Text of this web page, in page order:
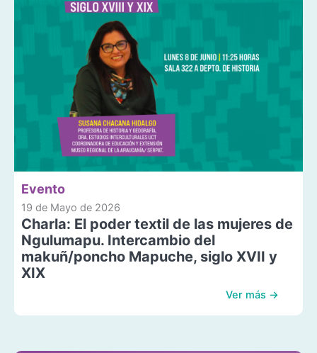
Evento
19 de Mayo de 2026
Charla: El poder textil de las mujeres de
Ngulumapu. Intercambio del
makuñ/poncho Mapuche, siglo XVII y
XIX
Ver más →